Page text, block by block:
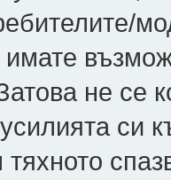
имате
не се
си
тяхното